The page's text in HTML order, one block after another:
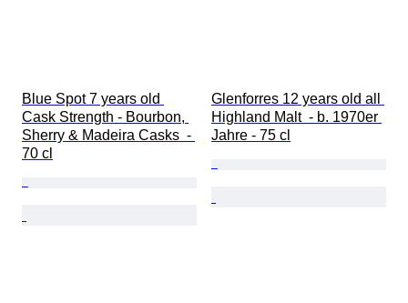
Blue Spot 7 years old
Cask Strength - Bourbon,
Sherry & Madeira Casks  -
70 cl
Glenforres 12 years old all
Highland Malt  - b. 1970er
Jahre - 75 cl